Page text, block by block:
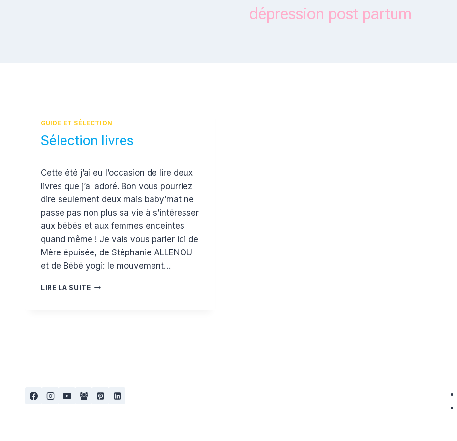
dépression post partum
GUIDE ET SÉLECTION
Sélection livres
Estelle
Cette été j’ai eu l’occasion de lire deux
livres que j’ai adoré. Bon vous pourriez
dire seulement deux mais baby’mat ne
passe pas non plus sa vie à s’intéresser
aux bébés et aux femmes enceintes
quand même ! Je vais vous parler ici de
Mère épuisée, de Stéphanie ALLENOU
et de Bébé yogi: le mouvement…
LIRE LA SUITESÉLECTION